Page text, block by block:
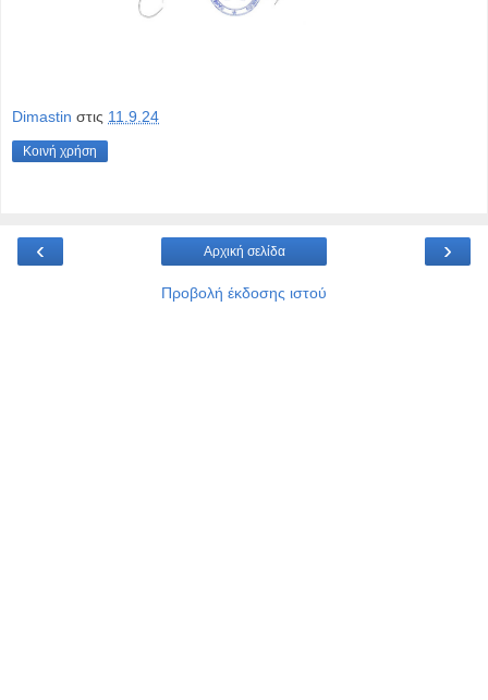
Dimastin στις 11.9.24
Κοινή χρήση
‹ ›
Αρχική σελίδα
Προβολή έκδοσης ιστού